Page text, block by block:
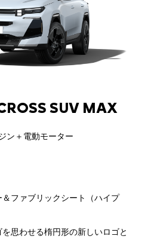
SUV MAX
ン＋電動モーター
ファブリックシート（ハイプ
思わせる楕円形の新しいロゴと